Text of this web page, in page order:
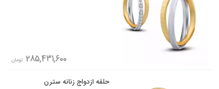
285,431,600 تومان
حلقه ازدواج زنانه سترن